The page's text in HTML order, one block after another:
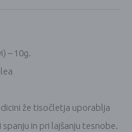
– 10g.
že tisočletja uporablja
in pri lajšanju tesnobe.